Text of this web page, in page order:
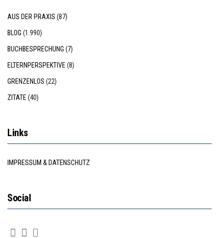
AUS DER PRAXIS (87)
BLOG (1.990)
BUCHBESPRECHUNG (7)
ELTERNPERSPEKTIVE (8)
GRENZENLOS (22)
ZITATE (40)
Links
IMPRESSUM & DATENSCHUTZ
Social